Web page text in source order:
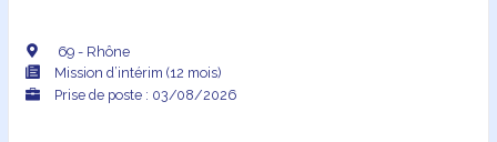
69 - Rhône
Mission d’intérim (12 mois)
Prise de poste : 03/08/2026